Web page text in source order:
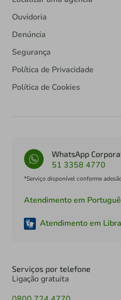
Ouvidoria
Denúncia
Segurança
Política de Privacidade
Política de Cookies
WhatsApp
51 3358 4770
*Serviço disponível conforme
Atendimento em
Atendimento em
Serviços por telefone
Ligação gratuita